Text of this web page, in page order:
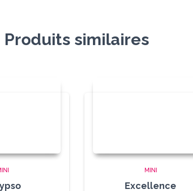
Produits similaires
MINI
Excellence